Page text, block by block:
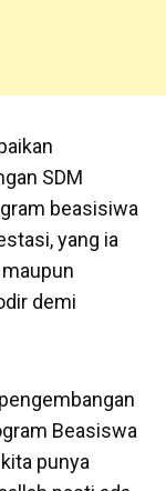
SDM
beasisiwa
yang ia
demi
Beasiswa
punya